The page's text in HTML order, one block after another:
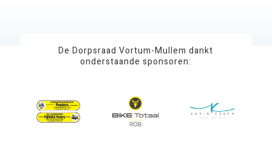
De Dorpsraad Vortum-Mullem dankt
onderstaande sponsoren: